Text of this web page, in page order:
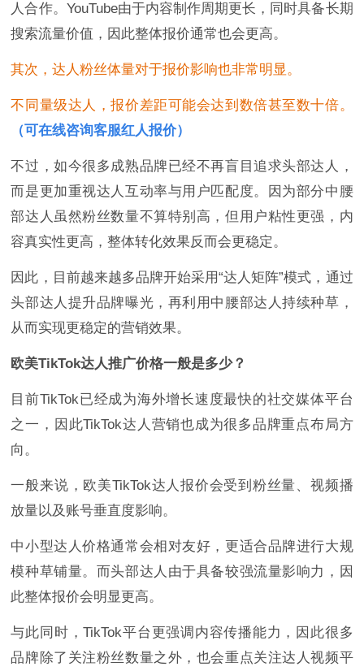
人合作。YouTube由于内容制作周期更长，同时具备长期
搜索流量价值，因此整体报价通常也会更高。
其次，达人粉丝体量对于报价影响也非常明显。
不同量级达人，报价差距可能会达到数倍甚至数十倍。
（可在线咨询客服红人报价）
不过，如今很多成熟品牌已经不再盲目追求头部达人，
而是更加重视达人互动率与用户匹配度。因为部分中腰
部达人虽然粉丝数量不算特别高，但用户粘性更强，内
容真实性更高，整体转化效果反而会更稳定。
因此，目前越来越多品牌开始采用“达人矩阵”模式，通过
头部达人提升品牌曝光，再利用中腰部达人持续种草，
从而实现更稳定的营销效果。
欧美TikTok达人推广价格一般是多少？
目前TikTok已经成为海外增长速度最快的社交媒体平台
之一，因此TikTok达人营销也成为很多品牌重点布局方
向。
一般来说，欧美TikTok达人报价会受到粉丝量、视频播
放量以及账号垂直度影响。
中小型达人价格通常会相对友好，更适合品牌进行大规
模种草铺量。而头部达人由于具备较强流量影响力，因
此整体报价会明显更高。
与此同时，TikTok平台更强调内容传播能力，因此很多
品牌除了关注粉丝数量之外，也会重点关注达人视频平